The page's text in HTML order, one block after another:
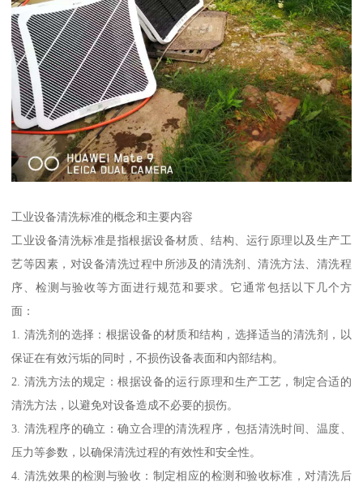
工业设备清洗标准的概念和主要内容
工业设备清洗标准是指根据设备材质、结构、运行原理以及生产工
艺等因素，对设备清洗过程中所涉及的清洗剂、清洗方法、清洗程
序、检测与验收等方面进行规范和要求。它通常包括以下几个方
面：
1. 清洗剂的选择：根据设备的材质和结构，选择适当的清洗剂，以
保证在有效污垢的同时，不损伤设备表面和内部结构。
2. 清洗方法的规定：根据设备的运行原理和生产工艺，制定合适的
清洗方法，以避免对设备造成不必要的损伤。
3. 清洗程序的确立：确立合理的清洗程序，包括清洗时间、温度、
压力等参数，以确保清洗过程的有效性和安全性。
4. 清洗效果的检测与验收：制定相应的检测和验收标准，对清洗后